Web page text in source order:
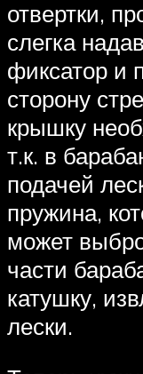
отвертки,
слегка
фиксатор и
сторону
крышку
т.к. в
подачей
пружина,
может
части
катушку,
лески.